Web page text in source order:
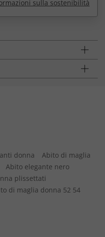
sulla sostenibilità
donna
Abito di maglia
Abito elegante nero
plissettati
di maglia donna 52 54